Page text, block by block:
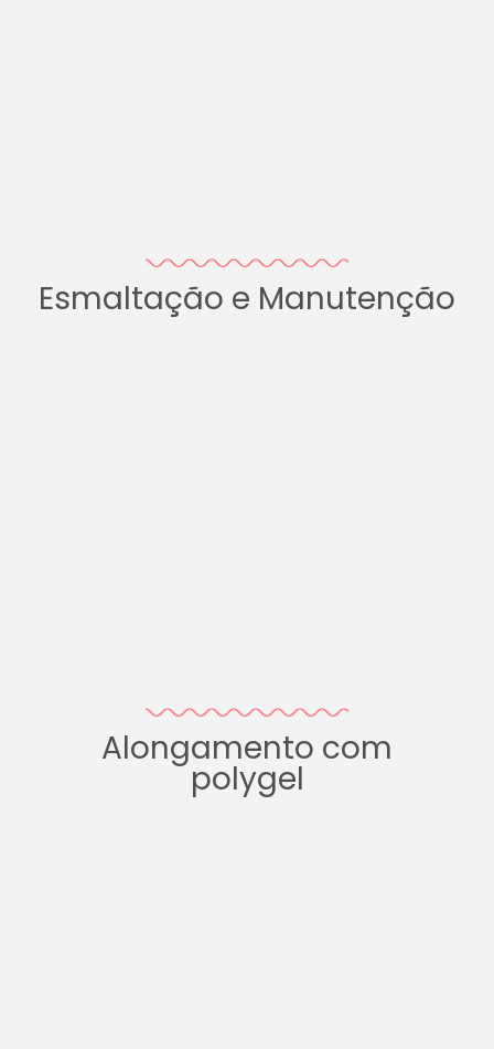
Esmaltação e Manutenção
Alongamento com
polygel